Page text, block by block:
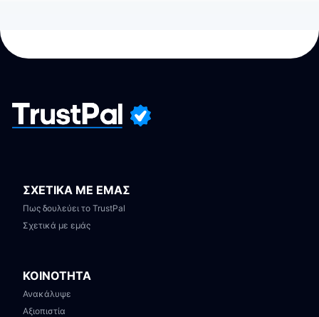
ΣΧΕΤΙΚΑ ΜΕ ΕΜΑΣ
Πως δουλεύει το TrustPal
Σχετικά με εμάς
ΚΟΙΝΟΤΗΤΑ
Ανακάλυψε
Αξιοπιστία